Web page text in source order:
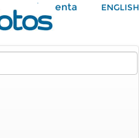
Mi Cuenta ENGLISH